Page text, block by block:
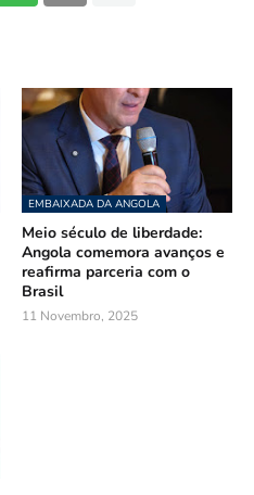
EMBAIXADA DA ANGOLA
Meio século de liberdade:
Angola comemora avanços e
reafirma parceria com o
Brasil
11 Novembro, 2025